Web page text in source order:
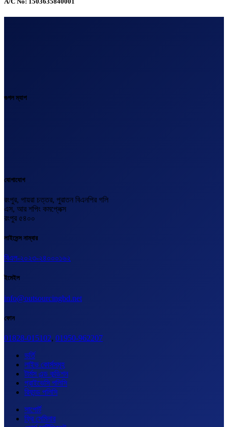
গুগল ম্যাপ
যোগাযোগ
রংপুর, পায়রা চত্তর, পুরাতন বিএনপির গলি
এস, আর শপিং কমপ্লেক্স
রংপুর ৫৪০০
লাইসেন্স নাম্বার
বিএল-২০২৩-২৪০০০১৬২
ইমেইল
info@outsourcingbd.net
ফোন
01828-015102, 01950-962207
ভর্তি
লাইভ কোর্সসমূহ
টার্মস এন্ড কন্ডিশন
প্রাইভেসি পলিসি
রিফান্ড পলিসি
সাপোর্ট
ফ্রি সেমিনার